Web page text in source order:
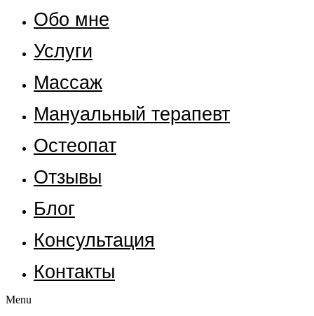
Обо мне
Услуги
Массаж
Мануальный терапевт
Остеопат
Отзывы
Блог
Консультация
Контакты
Menu